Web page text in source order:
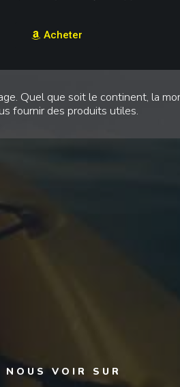
Acheter
Quel que soit le continent, la
fournir des produits utiles.
NOUS VOIR SUR